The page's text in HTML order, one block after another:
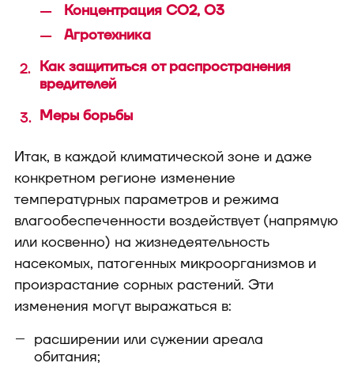
Концентрация CO2, O3
Агротехника
Как защититься от распространения
вредителей
Меры борьбы
Итак, в каждой климатической зоне и даже
конкретном регионе изменение
температурных параметров и режима
влагообеспеченности воздействует (напрямую
или косвенно) на жизнедеятельность
насекомых, патогенных микроорганизмов и
произрастание сорных растений. Эти
изменения могут выражаться в:
расширении или сужении ареала
обитания;